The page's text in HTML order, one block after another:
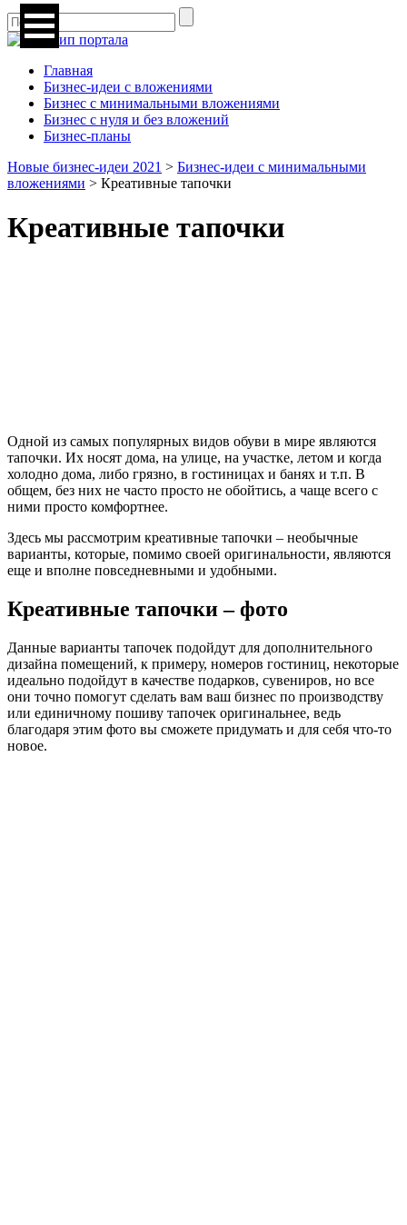
Главная
Бизнес-идеи с вложениями
Бизнес с минимальными вложениями
Бизнес с нуля и без вложений
Бизнес-планы
Новые бизнес-идеи 2021 > Бизнес-идеи с минимальными
вложениями > Креативные тапочки
Креативные тапочки
Одной из самых популярных видов обуви в мире являются
тапочки. Их носят дома, на улице, на участке, летом и когда
холодно дома, либо грязно, в гостиницах и банях и т.п. В
общем, без них не часто просто не обойтись, а чаще всего с
ними просто комфортнее.
Здесь мы рассмотрим креативные тапочки – необычные
варианты, которые, помимо своей оригинальности, являются
еще и вполне повседневными и удобными.
Креативные тапочки – фото
Данные варианты тапочек подойдут для дополнительного
дизайна помещений, к примеру, номеров гостиниц, некоторые
идеально подойдут в качестве подарков, сувениров, но все
они точно помогут сделать вам ваш бизнес по производству
или единичному пошиву тапочек оригинальнее, ведь
благодаря этим фото вы сможете придумать и для себя что-то
новое.